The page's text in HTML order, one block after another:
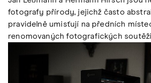
fotografy přírody, jejichž často
pravidelně umisťují na předních
renomovaných fotografických